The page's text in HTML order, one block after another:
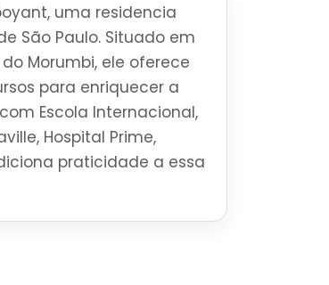
uma residencia
São Paulo. Situado em
Morumbi, ele oferece
para enriquecer a
Escola Internacional,
Hospital Prime,
praticidade a essa